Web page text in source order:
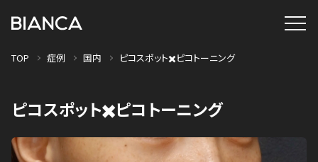
TOP 症例 国内 ピコスポット✖️ピコトーニング
ピコスポット✖️ピコトーニング